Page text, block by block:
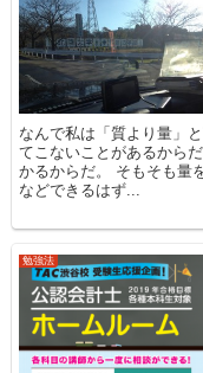
なんで私は「質より量」
てこないことがあるから
かるからだ。 そもそも量
などできるはず...
勉強法